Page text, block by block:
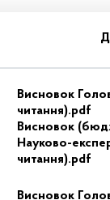
Висновок
читання).pdf
Висновок
Науково-
читання).pdf
Висновок